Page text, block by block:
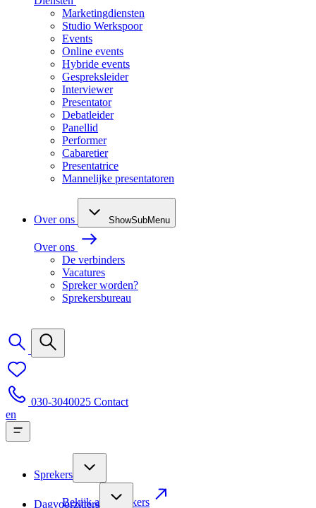
Marketingdiensten
Studio Werkspoor
Events
Online events
Hybride events
Gespreksleider
Interviewer
Presentator
Debatleider
Panellid
Performer
Cabaretier
Presentatrice
Mannelijke presentatoren
Over ons ShowSubMenu
Over ons
De verbinders
Vacatures
Spreker worden?
Sprekersbureau
030-3040025 Contact
en
Sprekers
Bekijk alle sprekers
Dagvoorzitters